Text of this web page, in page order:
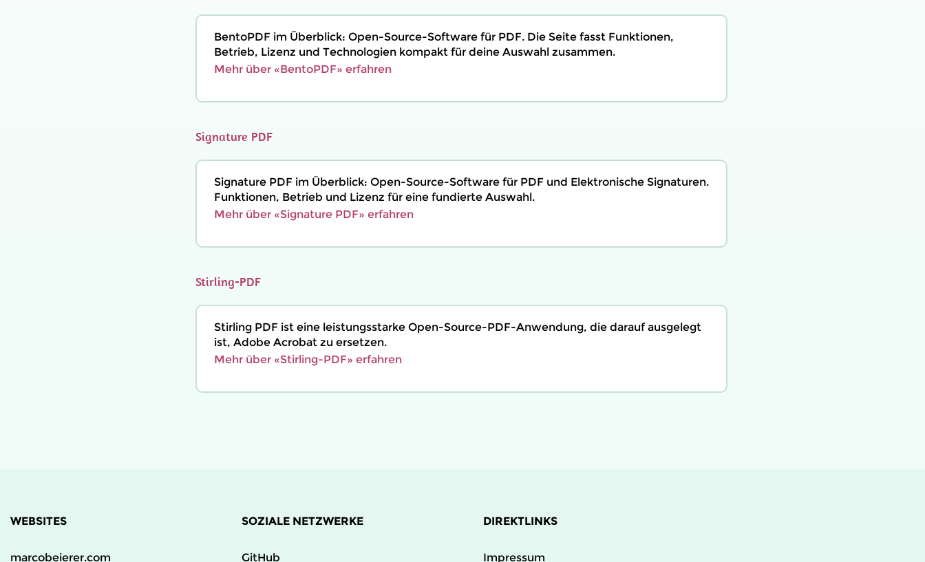
BentoPDF im Überblick: Open-Source-Software für PDF. Die Seite fasst Funktionen,
Betrieb, Lizenz und Technologien kompakt für deine Auswahl zusammen.
Mehr über «BentoPDF» erfahren
Signature PDF
Signature PDF im Überblick: Open-Source-Software für PDF und Elektronische Signaturen.
Funktionen, Betrieb und Lizenz für eine fundierte Auswahl.
Mehr über «Signature PDF» erfahren
Stirling-PDF
Stirling PDF ist eine leistungsstarke Open-Source-PDF-Anwendung, die darauf ausgelegt
ist, Adobe Acrobat zu ersetzen.
Mehr über «Stirling-PDF» erfahren
WEBSITES
marcobeierer.com
SOZIALE NETZWERKE
GitHub
DIREKTLINKS
Impressum